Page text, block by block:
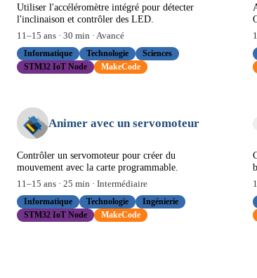
Utiliser l'accéléromètre intégré pour détecter
l'inclinaison et contrôler des LED.
11–15 ans · 30 min · Avancé
Informatique
Technologie
Sciences
STM32 IoT Node
MakeCode
Animer avec un servomoteur
Contrôler un servomoteur pour créer du
mouvement avec la carte programmable.
11 –15 ans · 25 min · Intermédiaire
Informatique
Technologie
Ingénierie
STM32 IoT Node
MakeCode